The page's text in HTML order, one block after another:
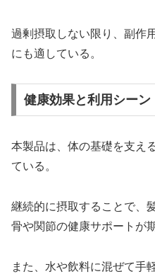
過剰摂取しない限り、副作
にも適している。
健康効果と利用シーン
本製品は、体の基礎を支え
ている。
継続的に摂取することで、
骨や関節の健康サポートが
また、水や飲料に混ぜて手